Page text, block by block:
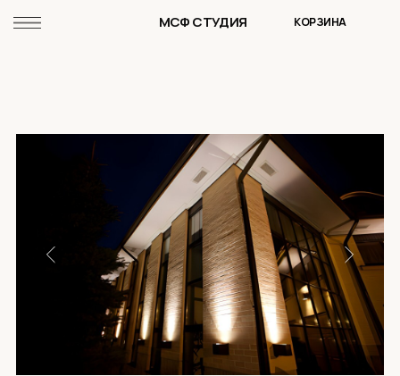
МСФ СТУДИЯ КОРЗИНА